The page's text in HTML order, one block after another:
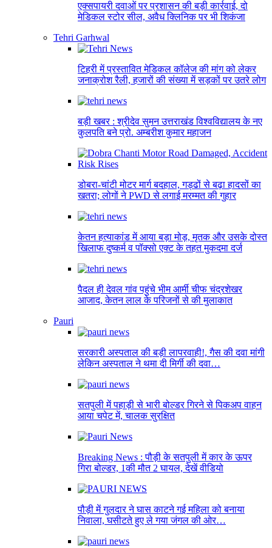
एक्सपायरी दवाओं पर प्रशासन की बड़ी कार्रवाई, दो
मेडिकल स्टोर सील, अवैध क्लिनिक पर भी शिकंजा
Tehri Garhwal
टिहरी में प्रस्तावित मेडिकल कॉलेज की मांग को लेकर
जनाक्रोश रैली, हजारों की संख्या में सड़कों पर उतरे लोग
बड़ी खबर : श्रीदेव सुमन उत्तराखंड विश्वविद्यालय के नए
कुलपति बने प्रो. अम्बरीश कुमार महाजन
डोबरा-चांटी मोटर मार्ग बदहाल, गड्ढों से बढ़ा हादसों का
खतरा; लोगों ने PWD से लगाई मरम्मत की गुहार
केतन हत्याकांड में आया बड़ा मोड़, मृतक और उसके दोस्त
खिलाफ दुष्कर्म व पॉक्सो एक्ट के तहत मुकदमा दर्ज
पैदल ही देवल गांव पहुंचे भीम आर्मी चीफ चंद्रशेखर
आजाद, केतन लाल के परिजनों से की मुलाकात
Pauri
सरकारी अस्पताल की बड़ी लापरवाही!, गैस की दवा मांगी
लेकिन अस्पताल ने थमा दी मिर्गी की दवा…
सतपुली में पहाड़ी से भारी बोल्डर गिरने से पिकअप वाहन
आया चपेट में, चालक सुरक्षित
Breaking News : पौड़ी के सतपुली में कार के ऊपर
गिरा बोल्डर, 1की मौत 2 घायल, देखें वीडियो
पौड़ी में गुलदार ने घास काटने गई महिला को बनाया
निवाला, घसीटते हुए ले गया जंगल की ओर…